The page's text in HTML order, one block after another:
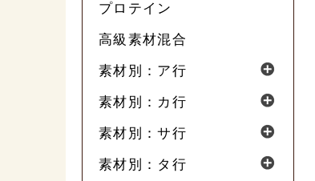
プロテイン
高級素材混合
素材別：ア行
素材別：カ行
素材別：サ行
素材別：タ行